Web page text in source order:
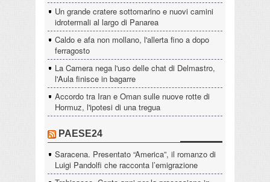
Un grande cratere sottomarino e nuovi camini
idrotermali al largo di Panarea
Caldo e afa non mollano, l'allerta fino a dopo
ferragosto
La Camera nega l'uso delle chat di Delmastro,
l'Aula finisce in bagarre
Accordo tra Iran e Oman sulle nuove rotte di
Hormuz, l'ipotesi di una tregua
PAESE24
Saracena. Presentato “America”, il romanzo di
Luigi Pandolfi che racconta l’emigrazione